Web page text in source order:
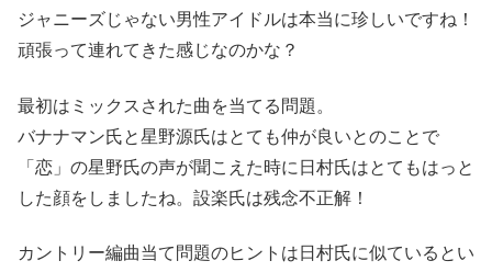
ジャニーズじゃない男性アイドルは本当に珍しいですね！
頑張って連れてきた感じなのかな？
最初はミックスされた曲を当てる問題。
バナナマン氏と星野源氏はとても仲が良いとのことで
「恋」の星野氏の声が聞こえた時に日村氏はとてもはっと
した顔をしましたね。設楽氏は残念不正解！
カントリー編曲当て問題のヒントは日村氏に似ているとい